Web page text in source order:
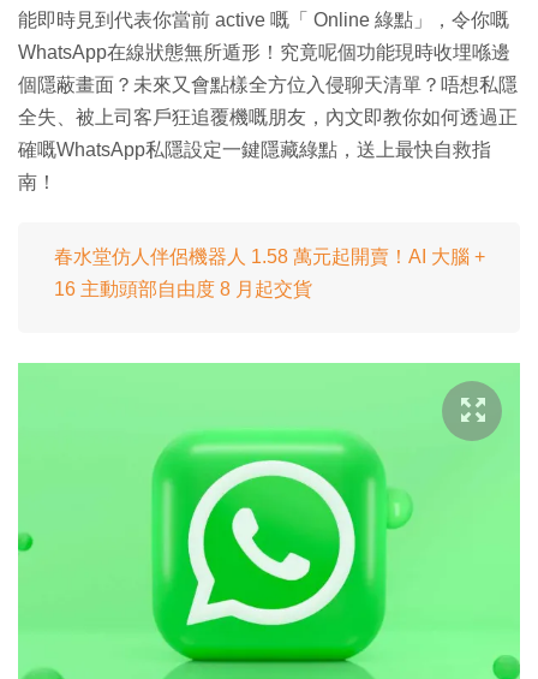
能即時見到代表你當前 active 嘅「 Online 綠點」，令你嘅
WhatsApp在線狀態無所遁形！究竟呢個功能現時收埋喺邊
個隱蔽畫面？未來又會點樣全方位入侵聊天清單？唔想私隱
全失、被上司客戶狂追覆機嘅朋友，內文即教你如何透過正
確嘅WhatsApp私隱設定一鍵隱藏綠點，送上最快自救指
南！
春水堂仿人伴侶機器人 1.58 萬元起開賣！AI 大腦 +
16 主動頭部自由度 8 月起交貨